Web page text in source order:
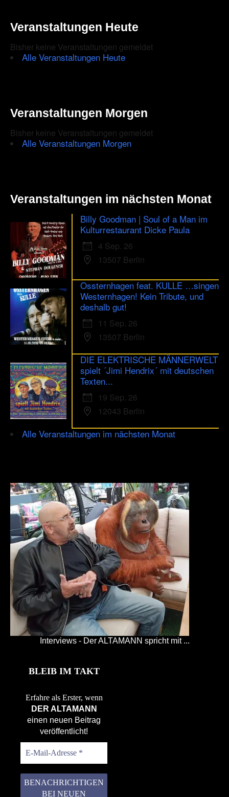
Veranstaltungen Heute
Bisher keine Veranstaltungen gemeldet
Alle Veranstaltungen Heute
Veranstaltungen Morgen
Bisher keine Veranstaltungen gemeldet
Alle Veranstaltungen Morgen
Veranstaltungen im nächsten Monat
Billy Goodman | Soul of a Man im
Kulturrestaurant Dicke Paula
4 Sep. 26
13507 Berlin
Ossternhagen feat. KULLE …singen
Westernhagen! Kein Tribute, und
deshalb gut!
11 Sep. 26
13507 Berlin
DIE ELEKTRISCHE MÄNNERWELT
spielt ´Jimi Hendrix´ mit deutschen
Texten...
19 Sep. 26
12043 Berlin
Alle Veranstaltungen im nächsten Monat
Interviews - Der ALTAMANN spricht mit ...
BLEIB IM TAKT
Erfahre als Erster, wenn
DER ALTAMANN
einen neuen Beitrag
veröffentlicht!